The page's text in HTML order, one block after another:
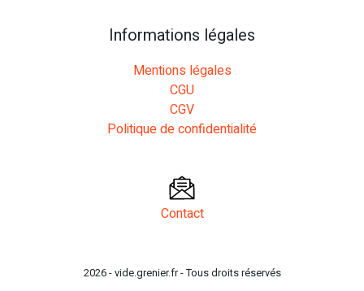
Informations légales
Mentions légales
CGU
CGV
Politique de confidentialité
Contact
2026 - vide.grenier.fr - Tous droits réservés